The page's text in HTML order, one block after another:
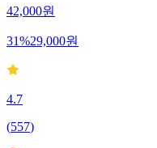
42,000원
31%29,000원
4.7
(557)